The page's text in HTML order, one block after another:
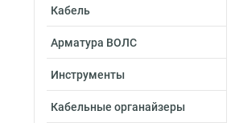
Кабель
Арматура ВОЛС
Инструменты
Кабельные органайзеры